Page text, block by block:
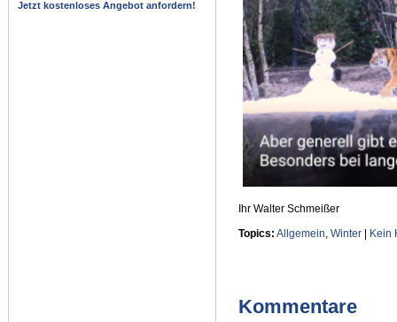
Jetzt kostenloses Angebot anfordern!
Ihr Walter Schmeißer
Topics: Allgemein, Winter Kein
Kommentare